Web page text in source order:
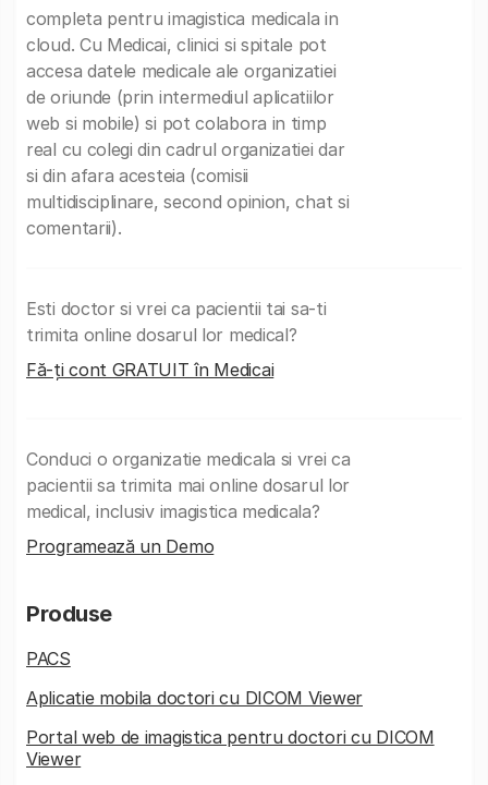
completa pentru imagistica medicala in
cloud. Cu Medicai, clinici si spitale pot
accesa datele medicale ale organizatiei
de oriunde (prin intermediul aplicatiilor
web si mobile) si pot colabora in timp
real cu colegi din cadrul organizatiei dar
si din afara acesteia (comisii
multidisciplinare, second opinion, chat si
comentarii).
Esti doctor si vrei ca pacientii tai sa-ti
trimita online dosarul lor medical?
Fă-ți cont GRATUIT în Medicai
Conduci o organizatie medicala si vrei ca
pacientii sa trimita mai online dosarul lor
medical, inclusiv imagistica medicala?
Programează un Demo
Produse
PACS
Aplicatie mobila doctori cu DICOM Viewer
Portal web de imagistica pentru doctori cu DICOM
Viewer